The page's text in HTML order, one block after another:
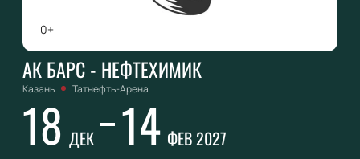
0+
АК БАРС - НЕФТЕХИМИК
Казань Татнефть-Арена
18 ДЕК 14 ФЕВ 2027